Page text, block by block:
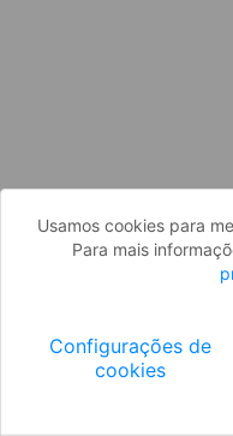
Usamos cookies para
Para mais
Configurações de
cookies